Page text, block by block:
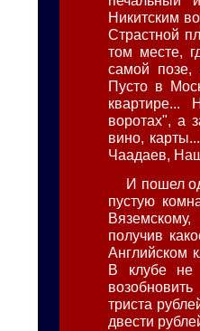
Никитским
Страстной
том месте,
самой позе,
Пусто в
воротах", а
вино,
Чаадаев,
И пошел
пустую
получив
Английском
В клубе не
триста
двести